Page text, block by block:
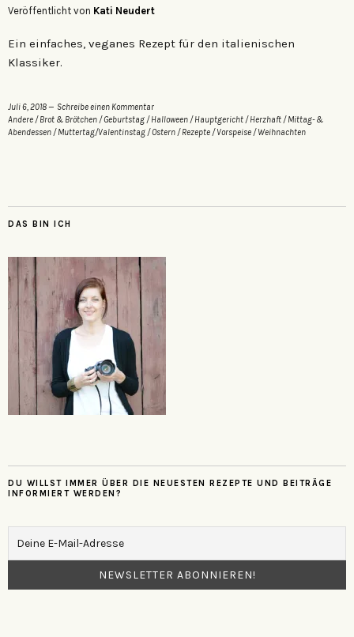
Veröffentlicht von Kati Neudert
Ein einfaches, veganes Rezept für den italienischen
Klassiker.
Juli 6, 2018
Schreibe einen Kommentar
Andere /Brot & Brötchen /Geburtstag /Halloween /Hauptgericht /Herzhaft /Mittag- &
Abendessen /Muttertag/Valentinstag /Ostern /Rezepte /Vorspeise /Weihnachten
DAS BIN ICH
DU WILLST IMMER ÜBER DIE NEUESTEN REZEPTE UND BEITRÄGE
INFORMIERT WERDEN?